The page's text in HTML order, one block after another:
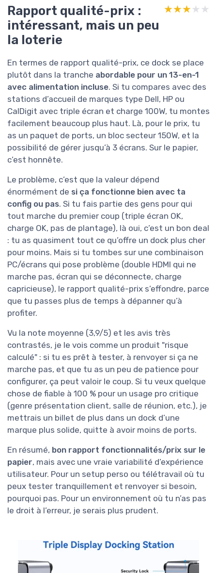
Rapport qualité-prix :
intéressant, mais un peu
la loterie
★★★★★
★★★★★
En termes de rapport qualité-prix, ce dock se place
plutôt dans la tranche abordable pour un 13-en-1
avec alimentation incluse. Si tu compares avec des
stations d’accueil de marques type Dell, HP ou
CalDigit avec triple écran et charge 100W, tu montes
facilement beaucoup plus haut. Là, pour le prix, tu
as un paquet de ports, un bloc secteur 150W, et la
possibilité de gérer jusqu’à 3 écrans. Sur le papier,
c’est honnête.
Le problème, c’est que la valeur dépend
énormément de si ça fonctionne bien avec ta
config ou pas. Si tu fais partie des gens pour qui
tout marche du premier coup (triple écran OK,
charge OK, pas de plantage), là oui, c’est un bon deal
: tu as quasiment tout ce qu’offre un dock plus cher
pour moins. Mais si tu tombes sur une combinaison
PC/écrans qui pose problème (double HDMI qui ne
marche pas, écran qui se déconnecte, charge
capricieuse), le rapport qualité-prix s’effondre, parce
que tu passes plus de temps à dépanner qu’à
profiter.
Vu la note moyenne (3,9/5) et les avis très
contrastés, je le vois comme un produit "risque
calculé" : si tu es prêt à tester, à renvoyer si ça ne
marche pas, et que tu as un peu de patience pour
configurer, ça peut valoir le coup. Si tu veux quelque
chose de fiable à 100 % pour un usage pro critique
(genre présentation client, salle de réunion, etc.), je
mettrais un billet de plus dans un dock d’une
marque plus solide, quitte à avoir moins de ports.
En résumé, bon rapport fonctionnalités/prix sur le
papier, mais avec une vraie variabilité d’expérience
utilisateur. Pour un setup perso ou télétravail où tu
peux tester tranquillement et renvoyer si besoin,
pourquoi pas. Pour un environnement où tu n’as pas
le droit à l’erreur, je serais plus prudent.